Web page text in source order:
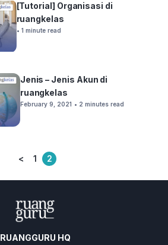
[Tutorial] Organisasi di
ruangkelas
• 1 minute read
Jenis – Jenis Akun di
ruangkelas
February 9, 2021 • 2 minutes read
Posts
< 1 2
RUANGGURU HQ